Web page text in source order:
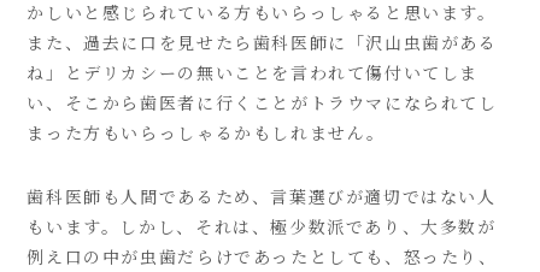
かしいと感じられている方もいらっしゃると思います。
また、過去に口を見せたら歯科医師に「沢山虫歯がある
ね」とデリカシーの無いことを言われて傷付いてしま
い、そこから歯医者に行くことがトラウマになられてし
まった方もいらっしゃるかもしれません。
歯科医師も人間であるため、言葉選びが適切ではない人
もいます。しかし、それは、極少数派であり、大多数が
例え口の中が虫歯だらけであったとしても、怒ったり、